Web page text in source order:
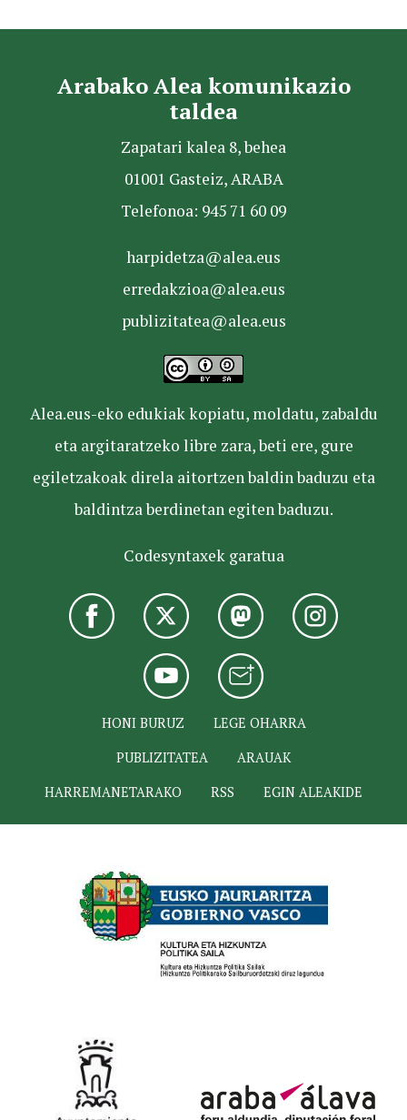
Arabako Alea komunikazio
taldea
Zapatari kalea 8, behea
01001 Gasteiz, ARABA
Telefonoa: 945 71 60 09
harpidetza@alea.eus
erredakzioa@alea.eus
publizitatea@alea.eus
Alea.eus-eko edukiak kopiatu, moldatu, zabaldu
eta argitaratzeko libre zara, beti ere, gure
egiletzakoak direla aitortzen baldin baduzu eta
baldintza berdinetan egiten baduzu.
Codesyntaxek garatua
HONI BURUZ
LEGE OHARRA
PUBLIZITATEA
ARAUAK
HARREMANETARAKO
RSS EGIN ALEAKIDE